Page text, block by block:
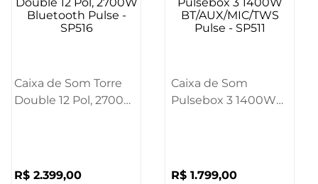
Caixa de Som Torre
Double 12 Pol, 2700W
R$ 2.399,00
Caixa de Som
Pulsebox 3 1400W
R$ 1.799,00